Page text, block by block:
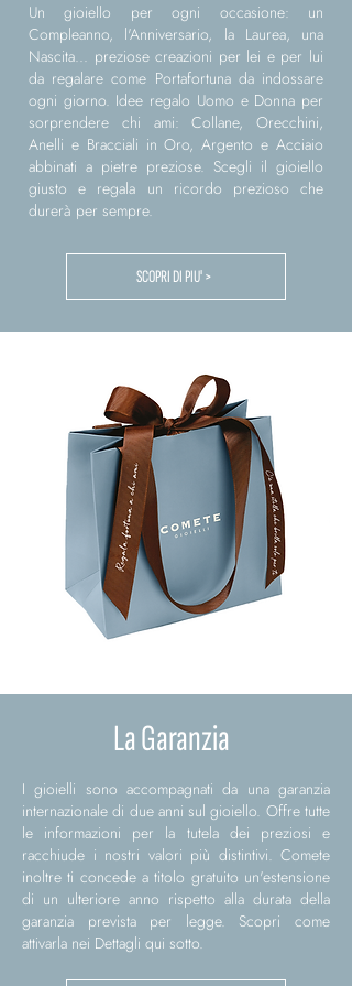
Un gioiello per ogni occasione: un
Compleanno, l'Anniversario, la Laurea, una
Nascita... preziose creazioni per lei e per lui
da regalare come Portafortuna da indossare
ogni giorno. Idee regalo Uomo e Donna per
sorprendere chi ami: Collane, Orecchini,
Anelli e Bracciali in Oro, Argento e Acciaio
abbinati a pietre preziose. Scegli il gioiello
giusto e regala un ricordo prezioso che
durerà per sempre.
SCOPRI DI PIU' >
La Garanzia
I gioielli sono accompagnati da una garanzia
internazionale di due anni sul gioiello. Offre tutte
le informazioni per la tutela dei preziosi e
racchiude i nostri valori più distintivi. Comete
inoltre ti concede a titolo gratuito un'estensione
di un ulteriore anno rispetto alla durata della
garanzia prevista per legge. Scopri come
attivarla nei Dettagli qui sotto.